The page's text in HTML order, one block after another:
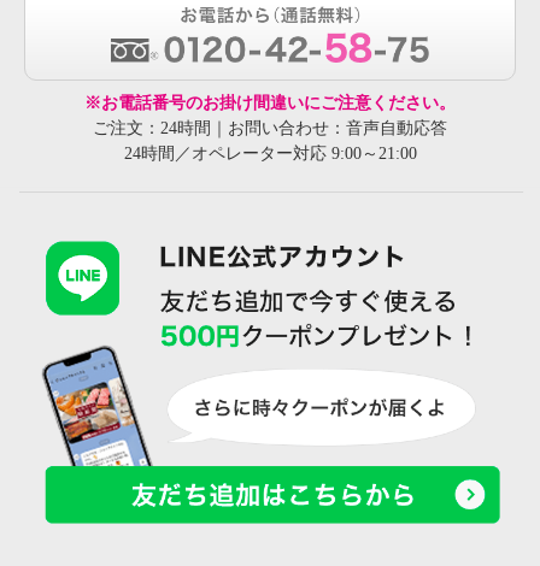
※お電話番号のお掛け間違いにご注意ください。
ご注文：24時間｜お問い合わせ：音声自動応答
24時間／オペレーター対応 9:00～21:00